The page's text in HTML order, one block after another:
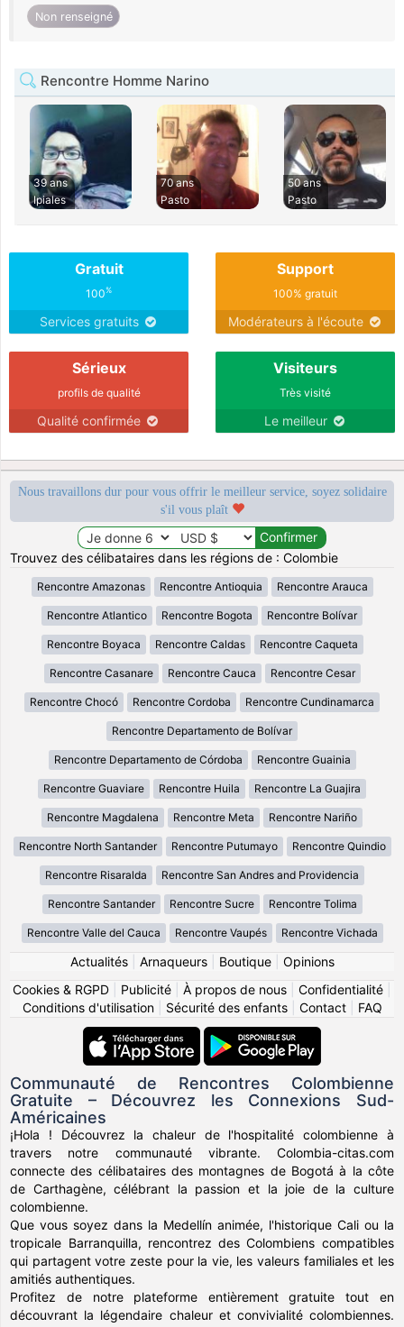
Non renseigné
Rencontre Homme Narino
39 ans
Ipiales
70 ans
Pasto
50 ans
Pasto
Gratuit
100%
Services gratuits
Support
100% gratuit
Modérateurs à l'écoute
Sérieux
profils de qualité
Qualité confirmée
Visiteurs
Très visité
Le meilleur
Nous travaillons dur pour vous offrir le meilleur service, soyez solidaire
s'il vous plaît
Trouvez des célibataires dans les régions de : Colombie
Rencontre Amazonas Rencontre Antioquia Rencontre Arauca
Rencontre Atlantico Rencontre Bogota Rencontre Bolívar
Rencontre Boyaca Rencontre Caldas Rencontre Caqueta
Rencontre Casanare Rencontre Cauca Rencontre Cesar
Rencontre Chocó Rencontre Cordoba Rencontre Cundinamarca
Rencontre Departamento de Bolívar
Rencontre Departamento de Córdoba Rencontre Guainia
Rencontre Guaviare Rencontre Huila Rencontre La Guajira
Rencontre Magdalena Rencontre Meta Rencontre Nariño
Rencontre North Santander Rencontre Putumayo Rencontre Quindio
Rencontre Risaralda Rencontre San Andres and Providencia
Rencontre Santander Rencontre Sucre Rencontre Tolima
Rencontre Valle del Cauca Rencontre Vaupés Rencontre Vichada
Actualités| Arnaqueurs| Boutique| Opinions
Cookies & RGPD
Publicité À propos de nous Confidentialité
Conditions d'utilisation| Sécurité des enfants| Contact| FAQ
Communauté de Rencontres Colombienne
Gratuite – Découvrez les Connexions Sud-
Américaines
¡Hola ! Découvrez la chaleur de l'hospitalité colombienne à
travers notre communauté vibrante. Colombia-citas.com
connecte des célibataires des montagnes de Bogotá à la côte
de Carthagène, célébrant la passion et la joie de la culture
colombienne.
Que vous soyez dans la Medellín animée, l'historique Cali ou la
tropicale Barranquilla, rencontrez des Colombiens compatibles
qui partagent votre zeste pour la vie, les valeurs familiales et les
amitiés authentiques.
Profitez de notre plateforme entièrement gratuite tout en
découvrant la légendaire chaleur et convivialité colombiennes.